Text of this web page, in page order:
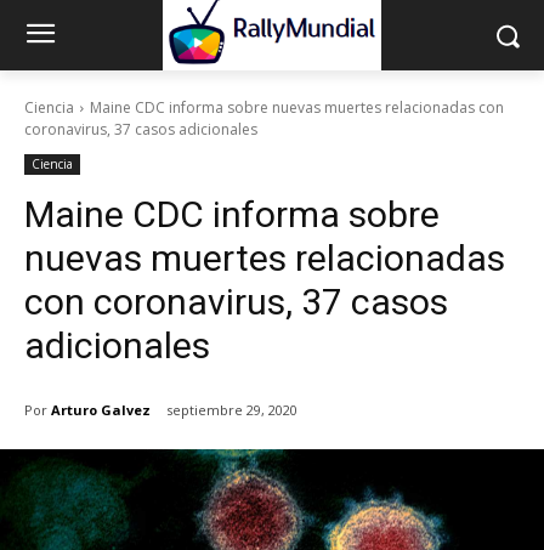
Ciencia
Maine CDC informa sobre nuevas muertes relacionadas con
coronavirus, 37 casos adicionales
Ciencia
Maine CDC informa sobre
nuevas muertes relacionadas
con coronavirus, 37 casos
adicionales
Por Arturo Galvez septiembre 29, 2020